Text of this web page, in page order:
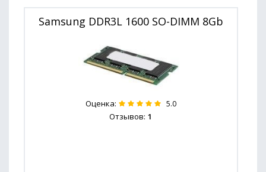
Samsung DDR3L 1600 SO-DIMM 8Gb
Оценка: 5.0
Отзывов: 1